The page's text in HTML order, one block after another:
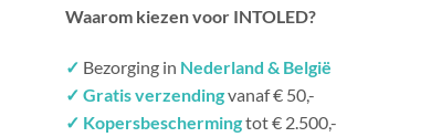
Waarom kiezen voor INTOLED?
✓ Bezorging in Nederland & België
✓ Gratis verzendingvanaf € 50,-
✓ Kopersbeschermingtot € 2.500,-